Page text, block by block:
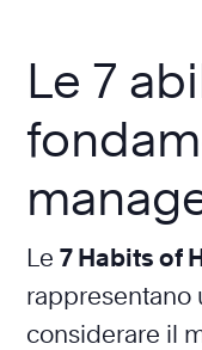
Le 7
Le 7 Habits of
rappresentano
considerare il